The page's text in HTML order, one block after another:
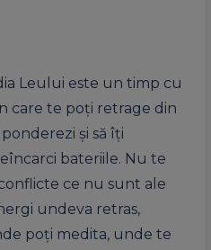
Leului este un timp cu
care te poți retrage din
și să îți
bateriile. Nu te
ce nu sunt ale
undeva retras,
poți medita, unde te